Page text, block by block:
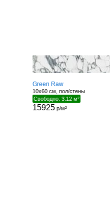
Green Raw
10x60 см, пол/стены
Свободно: 3.12 м²
15925 р/м²